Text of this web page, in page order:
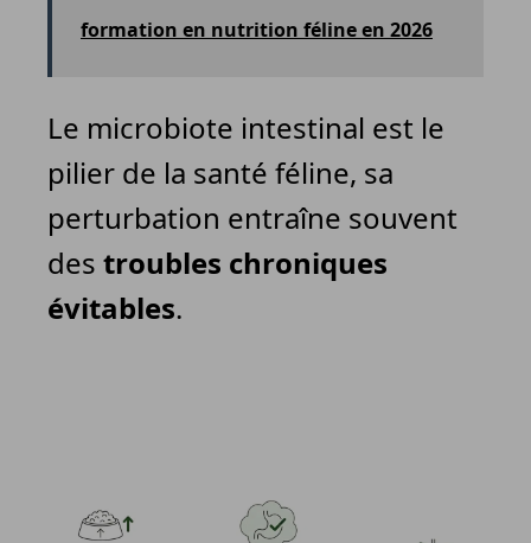
formation en nutrition féline en 2026
Le microbiote intestinal est le
pilier de la santé féline, sa
perturbation entraîne souvent
des troubles chroniques
évitables.